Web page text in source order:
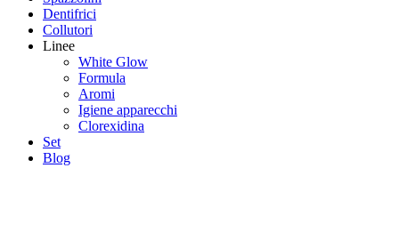
Dentifrici
Collutori
Linee
White Glow
Formula
Aromi
Igiene apparecchi
Clorexidina
Set
Blog